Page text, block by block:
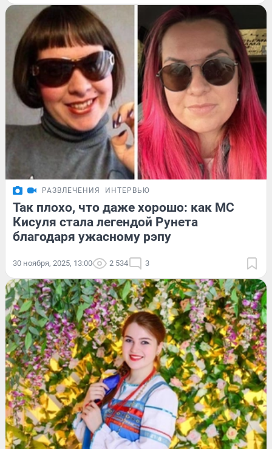
РАЗВЛЕЧЕНИЯ ИНТЕРВЬЮ
Так плохо, что даже хорошо: как МС
Кисуля стала легендой Рунета
благодаря ужасному рэпу
30 ноября, 2025, 13:00 2 534 3